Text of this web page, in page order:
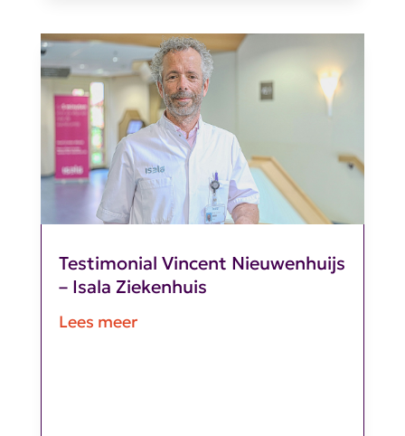
Testimonial Vincent Nieuwenhuijs
– Isala Ziekenhuis
Lees meer